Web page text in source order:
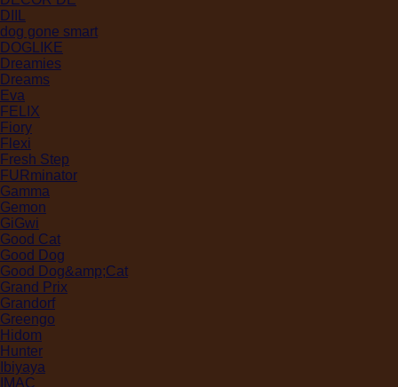
DIIL
dog gone smart
DOGLIKE
Dreamies
Dreams
Eva
FELIX
Fiory
Flexi
Fresh Step
FURminator
Gamma
Gemon
GiGwi
Good Cat
Good Dog
Good Dog&amp;Cat
Grand Prix
Grandorf
Greengo
Hidom
Hunter
Ibiyaya
IMAC